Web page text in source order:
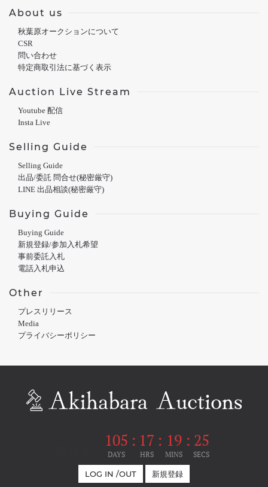
About us
秋葉原オークションについて
CSR
問い合わせ
特定商取引法に基づく表示
Auction Live Stream
Youtube 配信
Insta Live
Selling Guide
Selling Guide
出品/委託 問合せ(秘密厳守)
LINE 出品相談(秘密厳守)
Buying Guide
Buying Guide
新規登録/参加入札希望
事前委託入札
電話入札申込
Other
プレスリリース
Media
プライバシーポリシー
105
DAYS
: 17
HRS
: 19
MINS
: 24
SECS
LOG IN /OUT 新規登録